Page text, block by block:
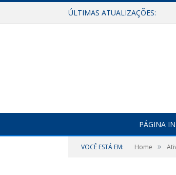
ÚLTIMAS ATUALIZAÇÕES:
PÁGINA
VOCÊ ESTÁ EM: Home »